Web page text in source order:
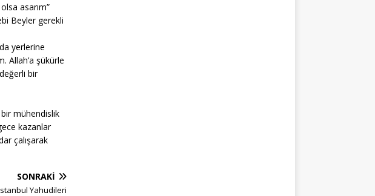
asarım”
Beyler gerekli
yerlerine
Allah’a şükürle
bir
mühendislik
kazanlar
çalışarak
SONRAKI
Yahudileri